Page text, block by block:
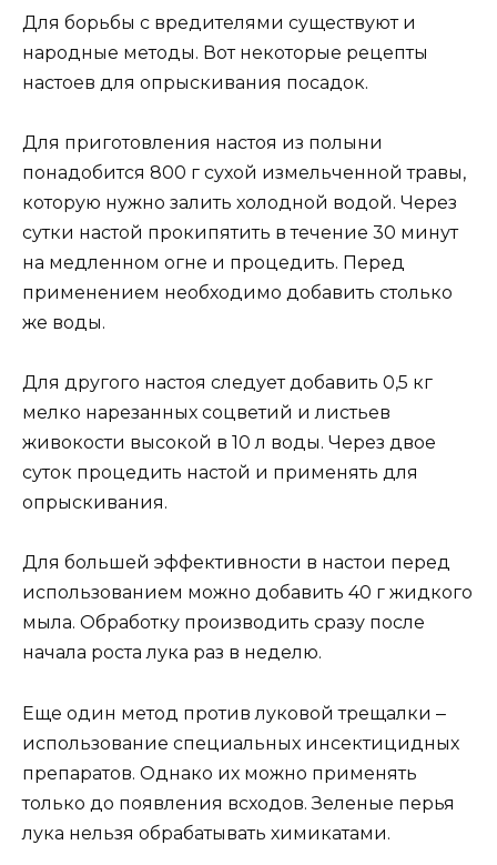
Для борьбы с вредителями существуют и
народные методы. Вот некоторые рецепты
настоев для опрыскивания посадок.
Для приготовления настоя из полыни
понадобится 800 г сухой измельченной травы,
которую нужно залить холодной водой. Через
сутки настой прокипятить в течение 30 минут
на медленном огне и процедить. Перед
применением необходимо добавить столько
же воды.
Для другого настоя следует добавить 0,5 кг
мелко нарезанных соцветий и листьев
живокости высокой в 10 л воды. Через двое
суток процедить настой и применять для
опрыскивания.
Для большей эффективности в настои перед
использованием можно добавить 40 г жидкого
мыла. Обработку производить сразу после
начала роста лука раз в неделю.
Еще один метод против луковой трещалки ‒
использование специальных инсектицидных
препаратов. Однако их можно применять
только до появления всходов. Зеленые перья
лука нельзя обрабатывать химикатами.